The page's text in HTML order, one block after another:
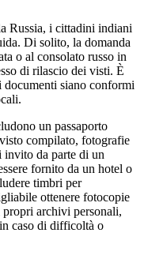
Russia, i cittadini indiani
Di solito, la domanda
o al consolato russo in
di rilascio dei visti. È
documenti siano conformi
un passaporto
compilato, fotografie
invito da parte di un
fornito da un hotel o
timbri per
ottenere fotocopie
archivi personali,
caso di difficoltà o